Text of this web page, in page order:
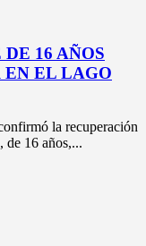
16 AÑOS
EN EL LAGO
la recuperación
de 16 años,...